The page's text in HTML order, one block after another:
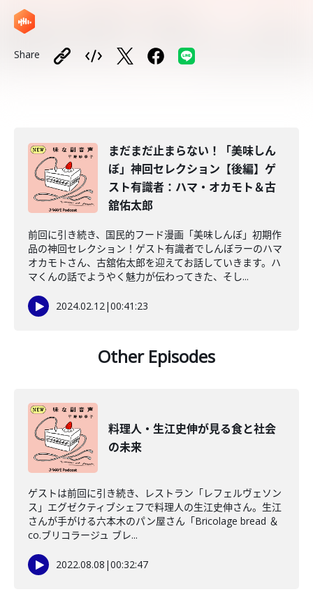
Share
まだまだ止まらない！「美味しん
ぼ」神回セレクション【後編】ゲ
スト有識者：ハマ・オカモト＆古
舘佑太郎
前回に引き続き、国民的フード漫画「美味しんぼ」初期作
品の神回セレクション！ゲスト有識者でしんぼラーのハマ
オカモトさん、古舘佑太郎を迎えてお話していきます。ハ
マくんの話でようやく魅力が伝わってきた、そし...
2024.02.12|00:41:23
Other Episodes
料理人・生江史伸が見る食と社会
の未来
ゲストは前回に引き続き、レストラン「レフェルヴェソン
ス」エグゼクティブシェフで料理人の生江史伸さん。生江
さんが手がける六本木のパン屋さん「Bricolage bread ＆
co.ブリコラージュ ブレ...
2022.08.08 |00:32:47